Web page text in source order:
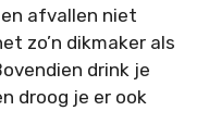
afvallen niet
zo’n dikmaker als
drink je
droog je er ook